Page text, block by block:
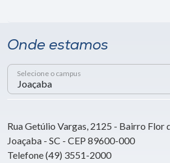
Onde estamos
Selecione o campus
Rua Getúlio Vargas, 2125 - Bairro Flor
Joaçaba - SC - CEP 89600-000
Telefone (49) 3551-2000